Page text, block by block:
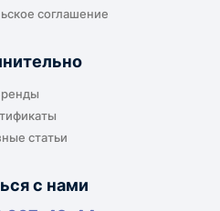
соглашение
статьи
с нами